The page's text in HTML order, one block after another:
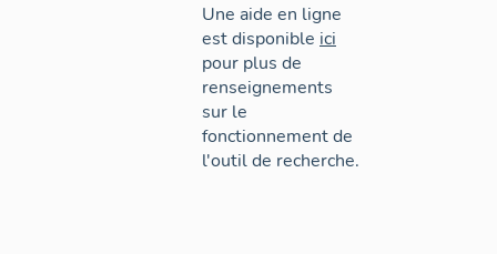
Une aide en ligne
est disponible ici
pour plus de
renseignements
sur le
fonctionnement de
l'outil de recherche.